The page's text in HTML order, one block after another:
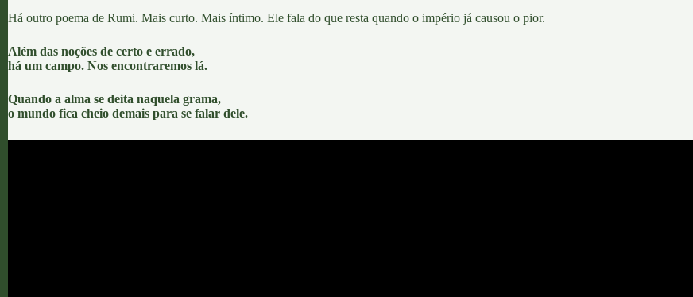
Há outro poema de Rumi. Mais curto. Mais íntimo. Ele fala do que resta quando o império já causou o pior.
Além das noções de certo e errado,
há um campo. Nos encontraremos lá.
Quando a alma se deita naquela grama,
o mundo fica cheio demais para se falar dele.